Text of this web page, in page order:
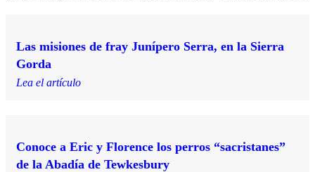
Las misiones de fray Junípero Serra, en la Sierra
Gorda
Lea el artículo
Conoce a Eric y Florence los perros “sacristanes”
de la Abadía de Tewkesbury